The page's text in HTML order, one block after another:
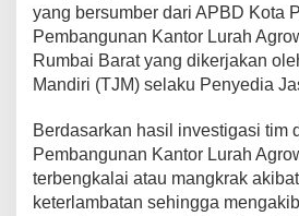
yang bersumber dari APBD Kota
Pembangunan Kantor Lurah
Rumbai Barat yang dikerjakan
Mandiri (TJM) selaku Penyedia
Berdasarkan hasil investigasi tim
Pembangunan Kantor Lurah
terbengkalai atau mangkrak
keterlambatan sehingga